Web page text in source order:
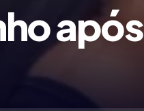
após